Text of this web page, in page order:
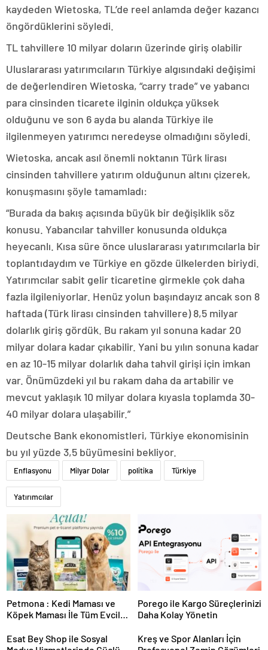
kaydeden Wietoska, TL’de reel anlamda değer kazancı
öngördüklerini söyledi.
TL tahvillere 10 milyar doların üzerinde giriş olabilir
Uluslararası yatırımcıların Türkiye algısındaki değişimi
de değerlendiren Wietoska, “carry trade” ve yabancı
para cinsinden ticarete ilginin oldukça yüksek
olduğunu ve son 6 ayda bu alanda Türkiye ile
ilgilenmeyen yatırımcı neredeyse olmadığını söyledi.
Wietoska, ancak asıl önemli noktanın Türk lirası
cinsinden tahvillere yatırım olduğunun altını çizerek,
konuşmasını şöyle tamamladı:
“Burada da bakış açısında büyük bir değişiklik söz
konusu. Yabancılar tahviller konusunda oldukça
heyecanlı. Kısa süre önce uluslararası yatırımcılarla bir
toplantıdaydım ve Türkiye en gözde ülkelerden biriydi.
Yatırımcılar sabit gelir ticaretine girmekle çok daha
fazla ilgileniyorlar. Henüz yolun başındayız ancak son 8
haftada (Türk lirası cinsinden tahvillere) 8,5 milyar
dolarlık giriş gördük. Bu rakam yıl sonuna kadar 20
milyar dolara kadar çıkabilir. Yani bu yılın sonuna kadar
en az 10-15 milyar dolarlık daha tahvil girişi için imkan
var. Önümüzdeki yıl bu rakam daha da artabilir ve
mevcut yaklaşık 10 milyar dolara kıyasla toplamda 30-
40 milyar dolara ulaşabilir.”
Deutsche Bank ekonomistleri, Türkiye ekonomisinin
bu yıl yüzde 3,5 büyümesini bekliyor.
Enflasyonu Milyar Dolar politika Türkiye
Yatırımcılar
Petmona : Kedi Maması ve
Köpek Maması İle Tüm Evcil
Porego ile Kargo Süreçlerinizi
Daha Kolay Yönetin
Esat Bey Shop ile Sosyal
Kreş ve Spor Alanları İçin